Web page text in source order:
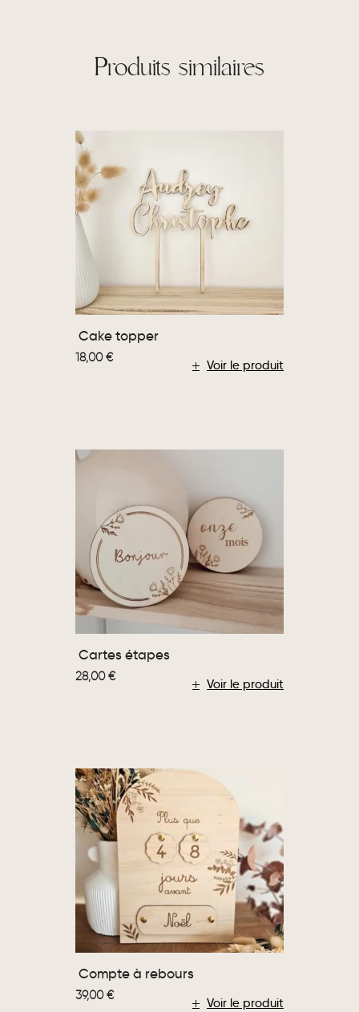
Produits similaires
Voir le produit
Cake topper
18,00€
Voir le produit
Cartes étapes
28,00€
Voir le produit
Compte à rebours
39,00€